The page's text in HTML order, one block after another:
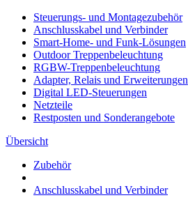
Steuerungs- und Montagezubehör
Anschlusskabel und Verbinder
Smart-Home- und Funk-Lösungen
Outdoor Treppenbeleuchtung
RGBW-Treppenbeleuchtung
Adapter, Relais und Erweiterungen
Digital LED-Steuerungen
Netzteile
Restposten und Sonderangebote
Übersicht
Zubehör
Anschlusskabel und Verbinder